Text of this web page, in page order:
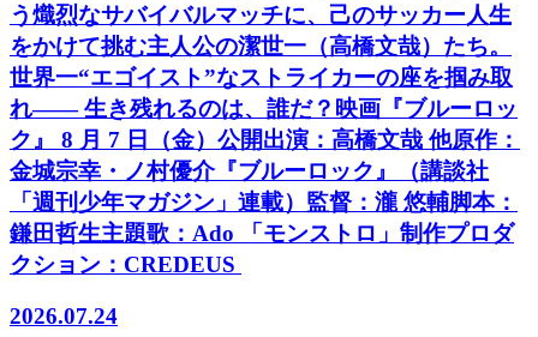
う熾烈なサバイバルマッチに、己のサッカー人生
をかけて挑む主人公の潔世一（高橋文哉）たち。
世界一“エゴイスト”なストライカーの座を掴み取
れ―― 生き残れるのは、誰だ？映画『ブルーロッ
ク』 8 月 7 日（金）公開出演：高橋文哉 他原作：
金城宗幸・ノ村優介『ブルーロック』（講談社
「週刊少年マガジン」連載）監督：瀧 悠輔脚本：
鎌田哲生主題歌：Ado 「モンストロ」制作プロダ
クション：CREDEUS
2026.07.24